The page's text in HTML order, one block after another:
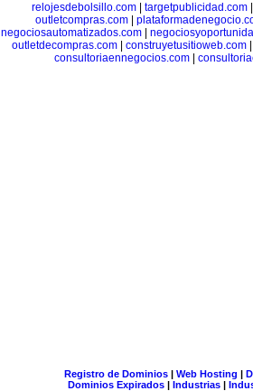
relojesdebolsillo.com| targetpublicidad.com
outletcompras.com
negociosautomatizados.com|
outletdecompras.com
construyetusitioweb.com
consultoriaennegocios.com
Registro de Dominios| Web Hosting |
Dominios Expirados | Industrias |